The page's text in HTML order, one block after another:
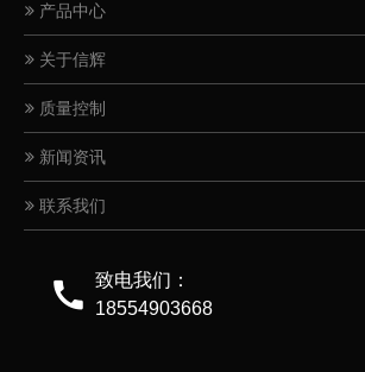
产品中心
关于信辉
质量控制
新闻资讯
联系我们
致电我们：
18554903668